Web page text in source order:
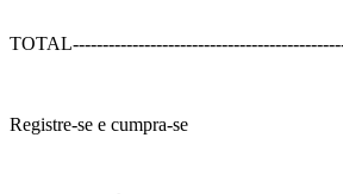
Registre-se e cumpra-se